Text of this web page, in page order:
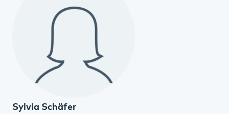
Sylvia Schäfer